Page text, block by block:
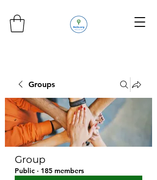
Groups
Group
Public · 185 members